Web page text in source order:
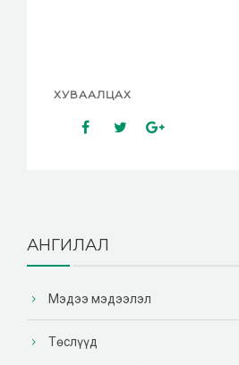
ХУВААЛЦАХ
АНГИЛАЛ
Мэдээ мэдээлэл
Төслүүд